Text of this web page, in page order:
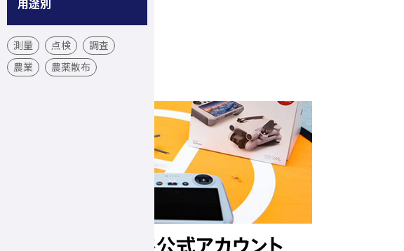
用途別
測量 点検
調査
農業
農薬散布